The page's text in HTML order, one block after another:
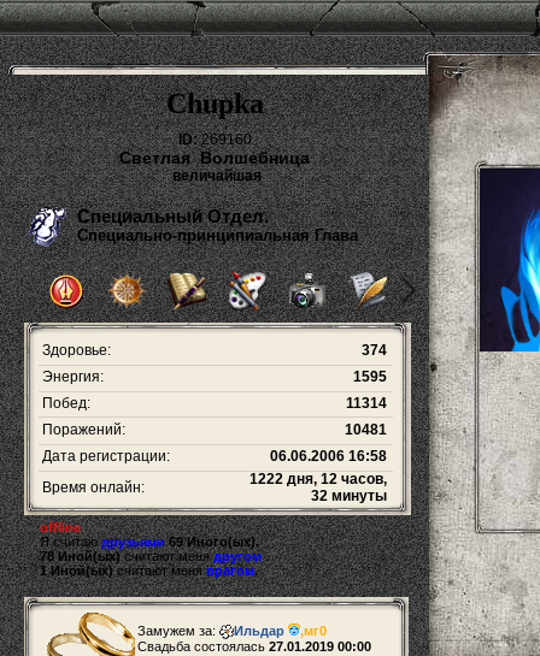
Chupka
ID:269160
Светлая Волшебница
величайшая
Специальный Отдел.
Специально-принципиальная Глава
Здоровье:
374
Энергия:
1595
Побед:
11314
Поражений:
10481
Дата регистрации:
06.06.2006 16:58
Время онлайн:
1222 дня, 12 часов,
32 минуты
offline
Я считаюдрузьями 69 Иного(ых).
78 Иной(ых)считают менядругом .
1 Иной(ых)считают меняврагом.
Замужем за: Ильдар ,мг0
Свадьба состоялась 27.01.2019 00:00